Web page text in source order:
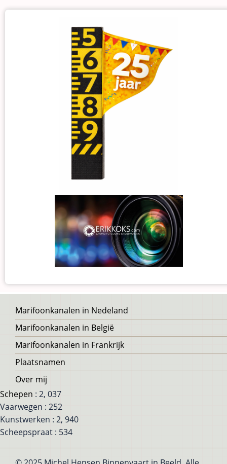
Voet
Marifoonkanalen in Nedeland
Marifoonkanalen in België
Marifoonkanalen in Frankrijk
Plaatsnamen
Over mij
Schepen : 2, 037
Vaarwegen : 252
Kunstwerken : 2, 940
Scheepspraat : 534